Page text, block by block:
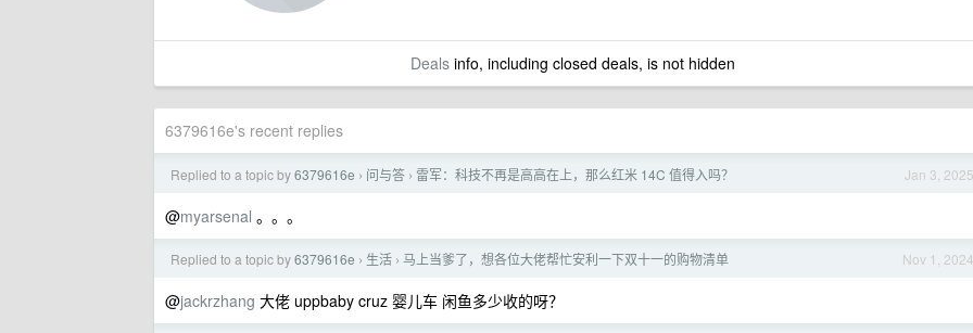
Dealsinfo, including closed deals, is not hidden
6379616e's recent replies
Jan 3, 2025
Replied to a topic by6379616e › 问与答 › 雷军：科技不再是高高在上，那么红米 14C 值得入吗？
@myarsenal 。。。
Nov 1, 2024
Replied to a topic by6379616e › 生活 › 马上当爹了，想各位大佬帮忙安利一下双十一的购物清单
@jackrzhang 大佬 uppbaby cruz 婴儿车 闲鱼多少收的呀？